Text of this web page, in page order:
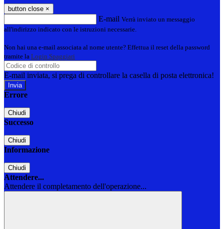
button close ×
E-mail Verrà inviato un messaggio
all'indirizzo indicato con le istruzioni necessarie.
Non hai una e-mail associata al nome utente? Effettua il reset della password
tramite la Login Spaggiari
E-mail inviata, si prega di controllare la casella di posta elettronica!
Errore
Chiudi
Successo
Chiudi
Informazione
Chiudi
Attendere...
Attendere il completamento dell'operazione...